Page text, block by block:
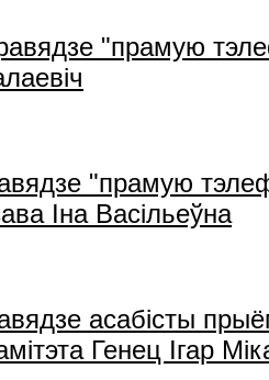
"прамую
"прамую
Іна Васільеўна
асабісты
Генец Ігар